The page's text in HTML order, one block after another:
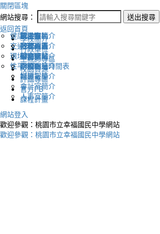
關閉區塊
網站搜尋：
送出搜尋
返回首頁
學校簡介
認識幸福
地理位置
英文網站
幸福相簿
媒體報導
行政單位
校長室簡介
教務處簡介
學務處簡介
總務處簡介
輔導室簡介
會計室簡介
人事室簡介
生親師專區
新生專區
升學專區
圖書館藏
學校作息時間表
校園資源
電子報
下載列表
評鑑專區
健康促進
交通安全
環境教育
性平教育
官方FB
課程計畫
網站登入
歡迎參觀：桃園市立幸福國民中學網站
歡迎參觀：桃園市立幸福國民中學網站